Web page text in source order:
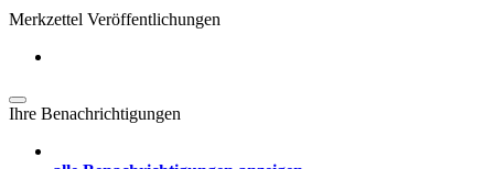
Merkzettel Veröffentlichungen
Ihre Benachrichtigungen